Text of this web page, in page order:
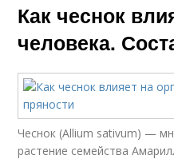
Как чеснок
человека.
Чеснок (Allium sativum) —
растение семейства